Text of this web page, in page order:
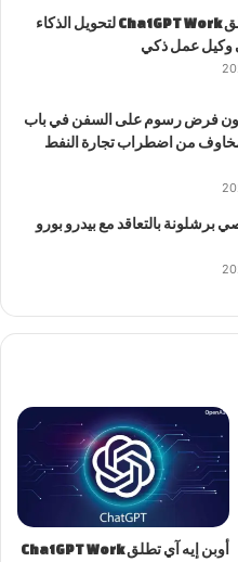
أوبن إيه آي تطلق ChatGPT Work لتحويل الذكاء
وكيل عمل ذكي
فرض رسوم على السفن في باب
من اضطراب تجارة النفط
برشلونة بالتعاقد مع بيدرو بورو
أوبن إيه آي تطلق ChatGPT Work